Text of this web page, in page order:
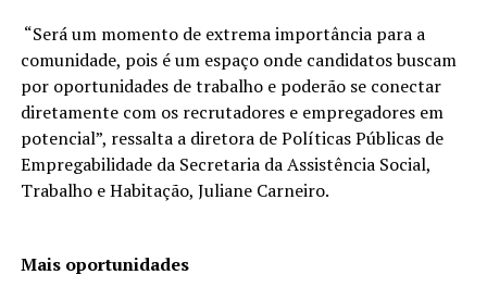
“Será um momento de extrema importância para a
comunidade, pois é um espaço onde candidatos buscam
por oportunidades de trabalho e poderão se conectar
diretamente com os recrutadores e empregadores em
potencial”, ressalta a diretora de Políticas Públicas de
Empregabilidade da Secretaria da Assistência Social,
Trabalho e Habitação, Juliane Carneiro.
Mais oportunidades